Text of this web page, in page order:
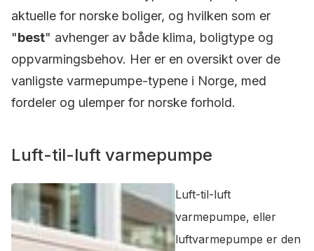
aktuelle for norske boliger, og hvilken som er
"best" avhenger av både klima, boligtype og
oppvarmingsbehov. Her er en oversikt over de
vanligste varmepumpe-typene i Norge, med
fordeler og ulemper for norske forhold.
Luft-til-luft varmepumpe
Luft-til-luft
varmepumpe, eller
luftvarmepumpe er den